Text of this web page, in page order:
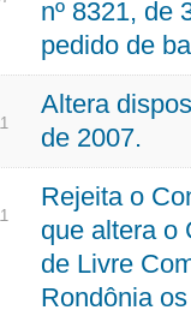
nº 8321, de
pedido de
Altera
de 2007.
Rejeita o
que altera o
de Livre
Rondônia